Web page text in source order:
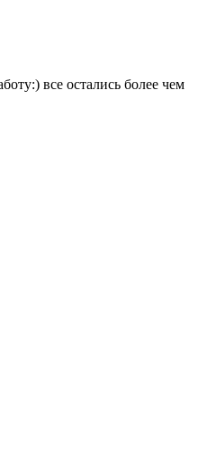
все остались более чем